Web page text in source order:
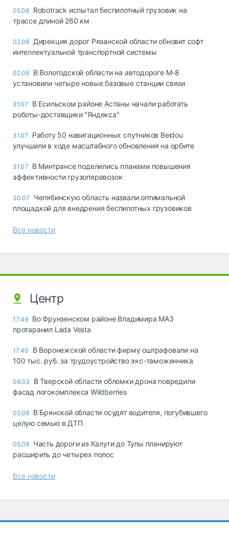
05.08 Robotrack испытал беспилотный грузовик на
трассе длиной 260 км
02.08 Дирекция дорог Рязанской области обновит софт
интеллектуальной транспортной системы
02.08 В Вологодской области на автодороге М-8
установили четыре новые базовые станции связи
31.07
В Есильском районе Астаны начали работать
роботы-доставщики "Яндекса"
31.07
Работу 50 навигационных спутников Beidou
улучшили в ходе масштабного обновления на орбите
31.07
В Минтрансе поделились планами повышения
эффективности грузоперевозок
30.07
Челябинскую область назвали оптимальной
площадкой для внедрения беспилотных грузовиков
Все новости
Центр
17:49 Во Фрунзенском районе Владимира МАЗ
протаранил Lada Vesta
17:40
В Воронежской области фирму оштрафовали на
100 тыс. руб. за трудоустройство экс-таможенника
09:33
В Тверской области обломки дрона повредили
фасад логокомплекса Wildberries
05.08 В Брянской области осудят водителя, погубившего
целую семью в ДТП
05.08 Часть дороги из Калуги до Тулы планируют
расширить до четырех полос
Все новости